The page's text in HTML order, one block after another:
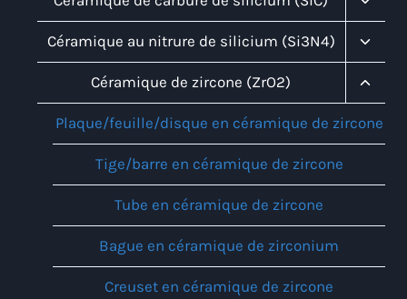
Child
Menu
Céramique au nitrure de silicium (Si3N4)
Child
Menu
Céramique de zircone (ZrO2)
Child
Menu
Plaque/feuille/disque en céramique de zircone
Tige/barre en céramique de zircone
Tube en céramique de zircone
Bague en céramique de zirconium
Creuset en céramique de zircone